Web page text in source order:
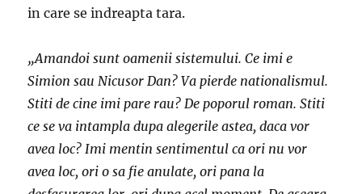
in care se indreapta tara.
„Amandoi sunt oamenii sistemului. Ce imi e
Simion sau Nicusor Dan? Va pierde nationalismul.
Stiti de cine imi pare rau? De poporul roman. Stiti
ce se va intampla dupa alegerile astea, daca vor
avea loc? Imi mentin sentimentul ca ori nu vor
avea loc, ori o sa fie anulate, ori pana la